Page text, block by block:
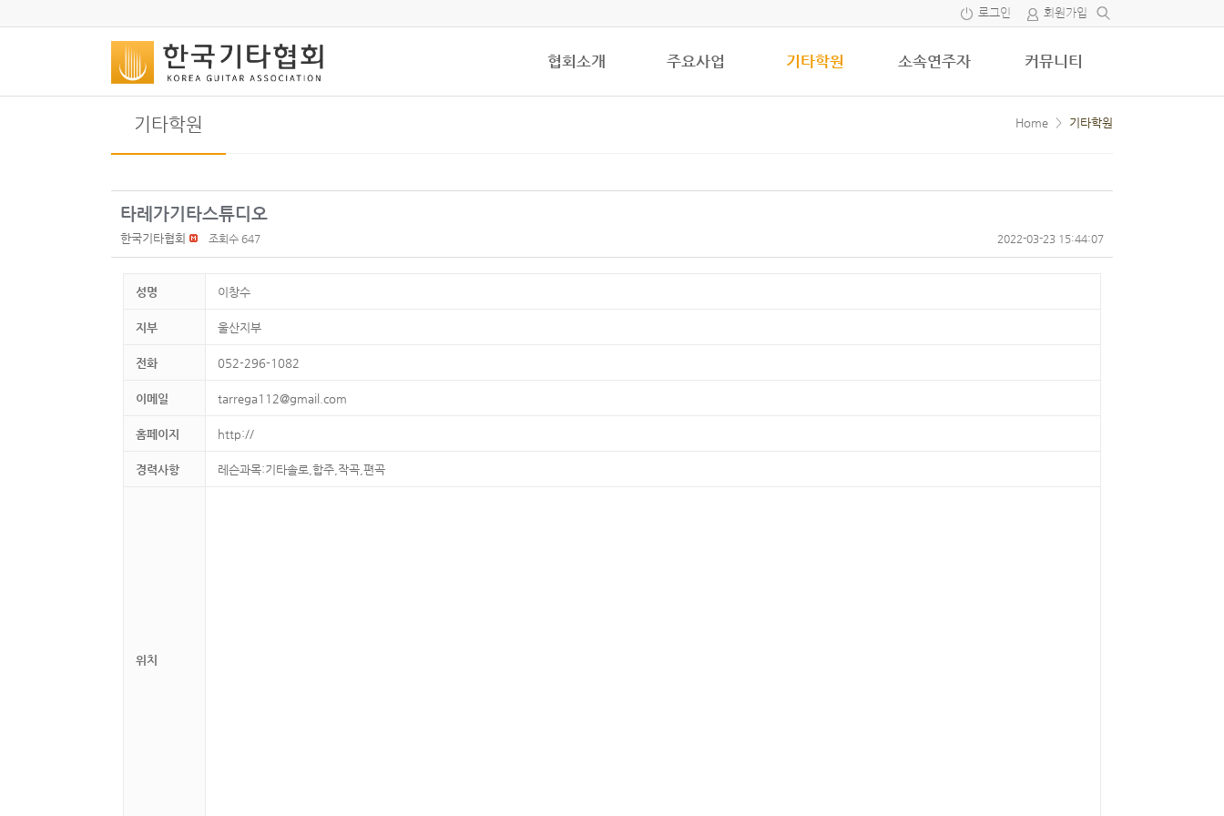
로그인 회원가입
협회소개 주요사업 기타학원 소속연주자 커뮤니티
기타학원 Home > 기타학원
타레가기타스튜디오
한국기타협회 조회수 647 2022-03-23 15:44:07
성명 이창수
지부 울산지부
전화 052-296-1082
이메일 tarrega112@gmail.com
홈페이지 http://
경력사항 레슨과목:기타솔로,합주,작곡,편곡
위치